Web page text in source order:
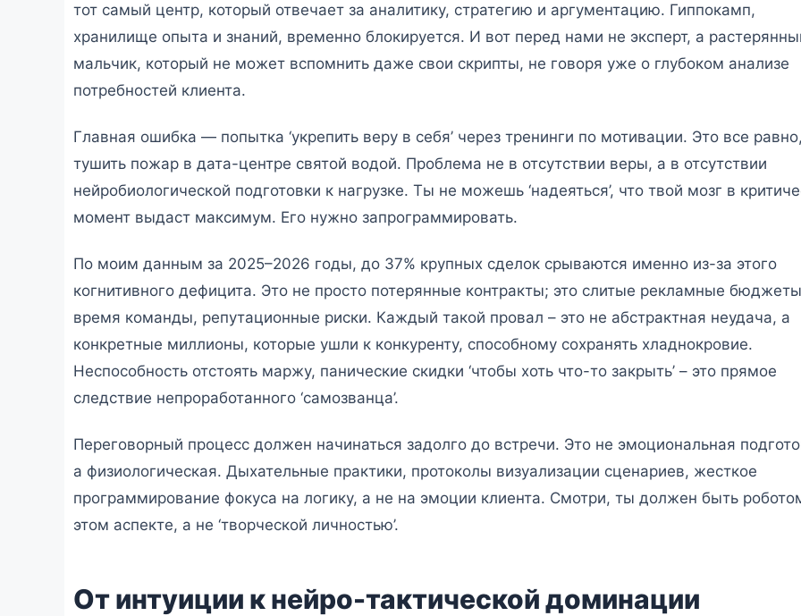
тот самый центр, который отвечает за аналитику, стратегию и аргументацию. Гиппокамп,
хранилище опыта и знаний, временно блокируется. И вот перед нами не эксперт, а
мальчик, который не может вспомнить даже свои скрипты, не говоря уже о глубоком анализе
потребностей клиента.
Главная ошибка — попытка ‘укрепить веру в себя’ через тренинги по мотивации. Это все
тушить пожар в дата-центре святой водой. Проблема не в отсутствии веры, а в отсутствии
нейробиологической подготовки к нагрузке. Ты не можешь ‘надеяться’, что твой мозг в
момент выдаст максимум. Его нужно запрограммировать.
По моим данным за 2025–2026 годы, до 37% крупных сделок срываются именно из-за этого
когнитивного дефицита. Это не просто потерянные контракты; это слитые рекламные
время команды, репутационные риски. Каждый такой провал – это не абстрактная неудача, а
конкретные миллионы, которые ушли к конкуренту, способному сохранять хладнокровие.
Неспособность отстоять маржу, панические скидки ‘чтобы хоть что-то закрыть’ – это прямое
следствие непроработанного ‘самозванца’.
Переговорный процесс должен начинаться задолго до встречи. Это не эмоциональная
а физиологическая. Дыхательные практики, протоколы визуализации сценариев, жесткое
программирование фокуса на логику, а не на эмоции клиента. Смотри, ты должен быть
этом аспекте, а не ‘творческой личностью’.
От интуиции к нейро-тактической доминации